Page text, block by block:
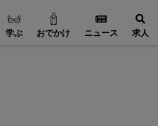
学ぶ おでかけ ニュース 求人